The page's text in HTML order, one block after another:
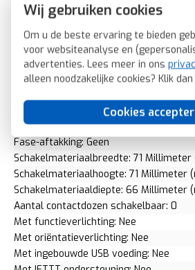
Wij gebruiken cookies
Om u de beste ervaring te bieden
voor websiteanalyse en
advertenties. Lees meer in ons
alleen noodzakelijke cookies? Klik dan
Cookies
Opdruk/indicatie: Geen
RAL-nummer (vergelijkbaar): 9010
Slagvastheid: IK07
Transparant: Nee
Uitvoering oppervlakte: Glanzend
Met doorlusvoorziening: Nee
Geschikt voor beschermingsgraad (IP):
Fase-aftakking: Geen
Schakelmateriaalbreedte: 71 Millimeter
Schakelmateriaalhoogte: 71 Millimeter
Schakelmateriaaldiepte: 66 Millimeter
Aantal contactdozen schakelbaar: 0
Met functieverlichting: Nee
Met oriëntatieverlichting: Nee
Met ingebouwde USB voeding: Nee